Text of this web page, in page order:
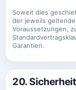
Soweit dies
der jeweils
Voraussetzungen,
Garantien.
20. Sicherheit